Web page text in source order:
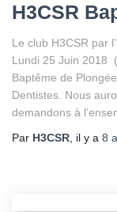
H3CSR
Le club H3CSR par
Lundi 25 Juin 2018
Baptême de
Dentistes. Nous
demandons à
Par H3CSR , il y a 8